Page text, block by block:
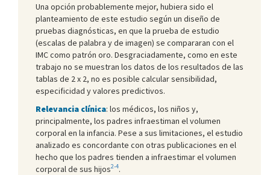
Una opción probablemente mejor, hubiera sido el
planteamiento de este estudio según un diseño de
pruebas diagnósticas, en que la prueba de estudio
(escalas de palabra y de imagen) se compararan con el
IMC como patrón oro. Desgraciadamente, como en este
trabajo no se muestran los datos de los resultados de las
tablas de 2 x 2, no es posible calcular sensibilidad,
especificidad y valores predictivos.
Relevancia clínica: los médicos, los niños y,
principalmente, los padres infraestiman el volumen
corporal en la infancia. Pese a sus limitaciones, el estudio
analizado es concordante con otras publicaciones en el
hecho que los padres tienden a infraestimar el volumen
corporal de sus hijos2-4.